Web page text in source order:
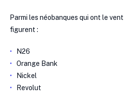
Parmi les néobanques qui ont le
figurent :
N26
Orange Bank
Nickel
Revolut